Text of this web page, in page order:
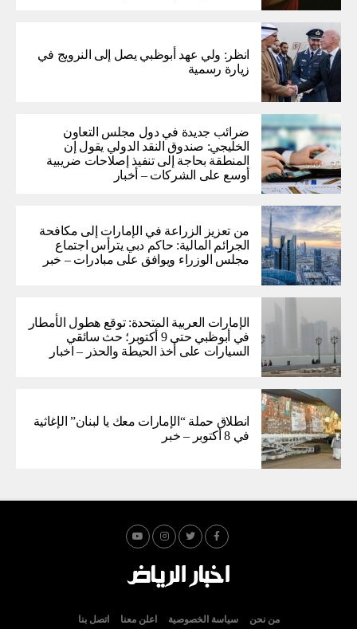
انظر: ولي عهد أبوظبي يصل إلى النرويج في
زيارة رسمية
ضرائب جديدة في دول مجلس التعاون
الخليجي: صندوق النقد الدولي يقول إن
المنطقة بحاجة إلى تنفيذ إصلاحات ضريبية
أوسع على الشركات – أخبار
من تعزيز الزراعة في الإمارات إلى مكافحة
الجرائم المالية: حاكم دبي يترأس اجتماع
مجلس الوزراء ويوافق على مبادرات – خبر
الإمارات العربية المتحدة: توقع هطول الأمطار
في أبوظبي حتى 9 أكتوبر؛ حث سائقي
السيارات على أخذ الحيطة والحذر – اخبار
انطلاق حملة “الإمارات معك يا لبنان” الإغاثية
في 8 أكتوبر – خبر
من نحن سياسة الخصوصية اعلن معنا اتصل بنا